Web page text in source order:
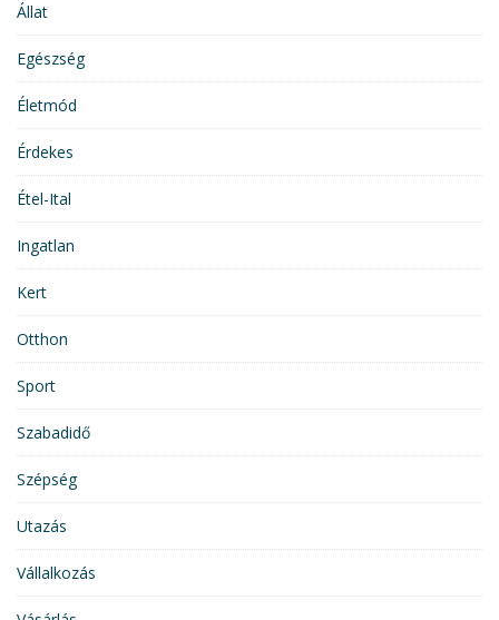
Állat
Egészség
Életmód
Érdekes
Étel-Ital
Ingatlan
Kert
Otthon
Sport
Szabadidő
Szépség
Utazás
Vállalkozás